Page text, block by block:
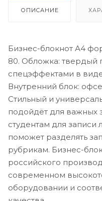
ОПИСАНИЕ
Бизнес-блокнот А4
80. Обложка: твердый
спецэффектами в
Внутренний блок:
Стильный и
подойдёт для важных
студентам для записи
поможет разделять
рубрикам. Бизнес-
российского
современном
оборудовании и